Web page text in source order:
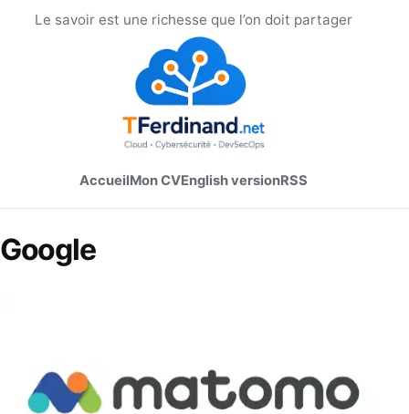
Le savoir est une richesse que l’on doit partager
AccueilMon CVEnglish versionRSS
Google